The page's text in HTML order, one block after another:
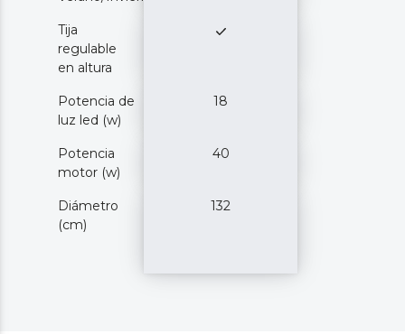
Tija
regulable
en altura
Potencia de
luz led (w)
18
Potencia
motor (w)
40
Diámetro
(cm)
132